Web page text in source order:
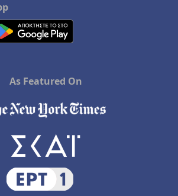
As Featured On